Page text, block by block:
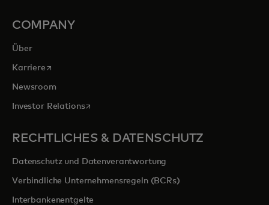
COMPANY
Über
Karrierewird in einer neuen Registerkarte geöffnet
Newsroom
Investor Relationswird in einer neuen Registerkarte geöffnet
RECHTLICHES & DATENSCHUTZ
Datenschutz und Datenverantwortung
Verbindliche Unternehmensregeln (BCRs)
Interbankenentgelte